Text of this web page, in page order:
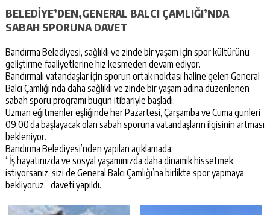
BELEDİYE’DEN,GENERAL BALCI ÇAMLIĞI’NDA
SABAH SPORUNA DAVET
Bandırma Belediyesi, sağlıklı ve zinde bir yaşam için spor kültürünü
geliştirme faaliyetlerine hız kesmeden devam ediyor.
Bandırmalı vatandaşlar için sporun ortak noktası haline gelen General
Balcı Çamlığı’nda daha sağlıklı ve zinde bir yaşam adına düzenlenen
sabah sporu programı bugün itibariyle başladı.
Uzman eğitmenler eşliğinde her Pazartesi, Çarşamba ve Cuma günleri
09:00’da başlayacak olan sabah sporuna vatandaşların ilgisinin artması
bekleniyor.
Bandırma Belediyesi’nden yapılan açıklamada;
“İş hayatınızda ve sosyal yaşamınızda daha dinamik hissetmek
istiyorsanız, sizi de General Balcı Çamlığı’na birlikte spor yapmaya
bekliyoruz.” daveti yapıldı.